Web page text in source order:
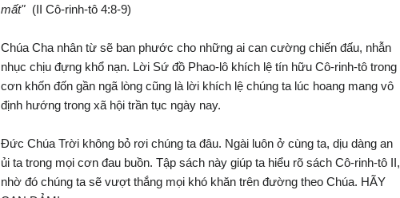
mất" (II Cô-rinh-tô 4:8-9)
Chúa Cha nhân từ sẽ ban phước cho những ai can cường chiến đấu, nhẫn
nhục chịu đựng khổ nạn. Lời Sứ đồ Phao-lô khích lệ tín hữu Cô-rinh-tô trong
cơn khốn đốn gần ngã lòng cũng là lời khích lệ chúng ta lúc hoang mang vô
định hướng trong xã hội trần tục ngày nay.
Đức Chúa Trời không bỏ rơi chúng ta đâu. Ngài luôn ở cùng ta, dịu dàng an
ủi ta trong mọi cơn đau buồn. Tập sách này giúp ta hiểu rõ sách Cô-rinh-tô II,
nhờ đó chúng ta sẽ vượt thắng mọi khó khăn trên đường theo Chúa. HÃY